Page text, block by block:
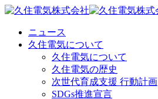
Skip
contentニュース
久住電気について
久住電気について
久住電気の歴史
次世代育成支援 行動計画
SDGs推進宣言